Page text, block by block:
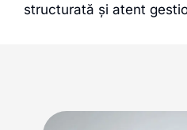
structurată și atent